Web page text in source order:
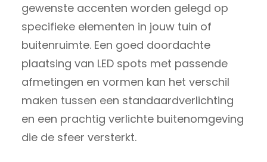
gewenste accenten worden gelegd op
specifieke elementen in jouw tuin of
buitenruimte. Een goed doordachte
plaatsing van LED spots met passende
afmetingen en vormen kan het verschil
maken tussen een standaardverlichting
en een prachtig verlichte buitenomgeving
die de sfeer versterkt.